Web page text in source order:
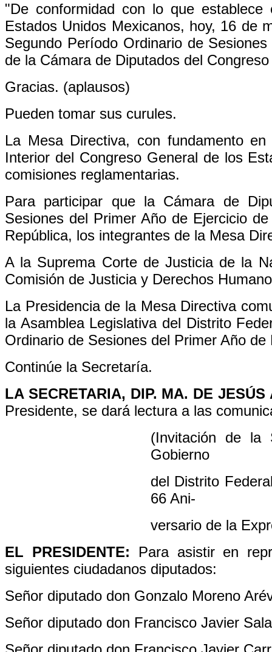
"De conformidad con lo que
Estados Unidos Mexicanos, hoy, 16 de
Segundo Período Ordinario de
de la Cámara de Diputados del
Gracias. (aplausos)
Pueden tomar sus curules.
La Mesa Directiva, con fundamento
Interior del Congreso General de los
comisiones reglamentarias.
Para participar que la Cámara de
Sesiones del Primer Año de Ejercicio
República, los integrantes de la Mesa
A la Suprema Corte de Justicia de la
Comisión de Justicia y Derechos
La Presidencia de la Mesa Directiva
la Asamblea Legislativa del Distrito
Ordinario de Sesiones del Primer Año
Continúe la Secretaría.
LA SECRETARIA, DIP. MA. DE
Presidente, se dará lectura a las
(Invitación de la
Gobierno
del Distrito
66 Ani-
versario de la
EL PRESIDENTE: Para asistir en
siguientes ciudadanos diputados:
Señor diputado don Gonzalo Moreno
Señor diputado don Francisco Javier